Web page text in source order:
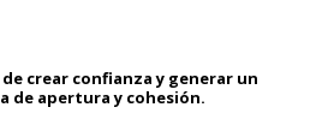
de crear confianza y generar un
de apertura y cohesión.